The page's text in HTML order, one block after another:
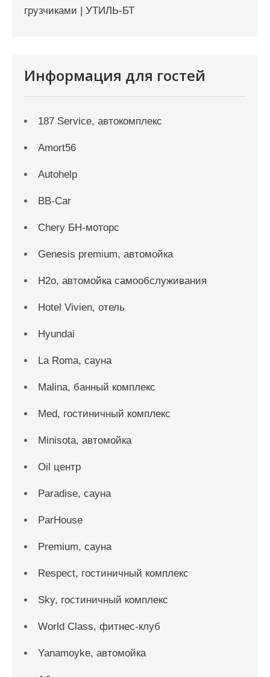
грузчиками | УТИЛЬ-БТ
Информация для гостей
187 Service, автокомплекс
Amort56
Autohelp
BB-Car
Chery БН-моторс
Genesis premium, автомойка
H2o, автомойка самообслуживания
Hotel Vivien, отель
Hyundai
La Roma, сауна
Malina, банный комплекс
Med, гостиничный комплекс
Minisota, автомойка
Oil центр
Paradise, сауна
ParHouse
Premium, сауна
Respect, гостиничный комплекс
Sky, гостиничный комплекс
World Class, фитнес-клуб
Yanamoyke, автомойка